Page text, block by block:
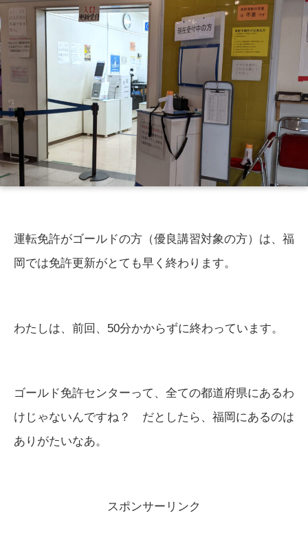
運転免許がゴールドの方（優良講習対象の方）は、福
岡では免許更新がとても早く終わります。
わたしは、前回、50分かからずに終わっています。
ゴールド免許センターって、全ての都道府県にあるわ
けじゃないんですね？ だとしたら、福岡にあるのは
ありがたいなあ。
スポンサーリンク